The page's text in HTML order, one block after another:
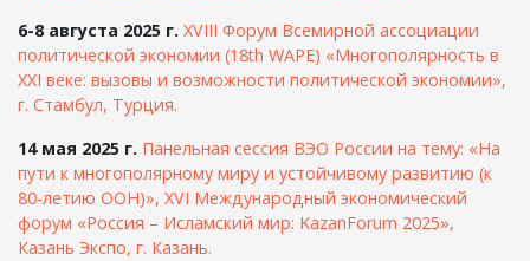
6-8 августа 2025 г. XVIII Форум Всемирной ассоциации
политической экономии (18th WAPE) «Многополярность в
XXI веке: вызовы и возможности политической экономии»,
г. Стамбул, Турция.
14 мая 2025 г. Панельная сессия ВЭО России на тему: «На
пути к многополярному миру и устойчивому развитию (к
80-летию ООН)», XVI Международный экономический
форум «Россия – Исламский мир: KazanForum 2025»,
Казань Экспо, г. Казань.